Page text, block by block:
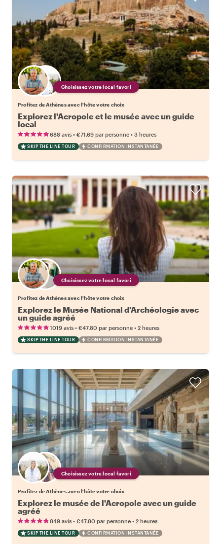
Choisissez votre local favori
Profitez de Athènes avec l'hôte votre choix
Explorez l'Acropole et le musée avec un guide
local
688 avis • €71.69 par personne • 3 heures
SKIP THE LINE TOUR CONFIRMATION INSTANTANÉE
Choisissez votre local favori
Profitez de Athènes avec l'hôte votre choix
Explorez le Musée National d'Archéologie avec
un guide agréé
1019 avis • €47.80 par personne • 2 heures
SKIP THE LINE TOUR CONFIRMATION INSTANTANÉE
Choisissez votre local favori
Profitez de Athènes avec l'hôte votre choix
Explorez le musée de l'Acropole avec un guide
agréé
849 avis • €47.80 par personne • 2 heures
SKIP THE LINE TOUR CONFIRMATION INSTANTANÉE